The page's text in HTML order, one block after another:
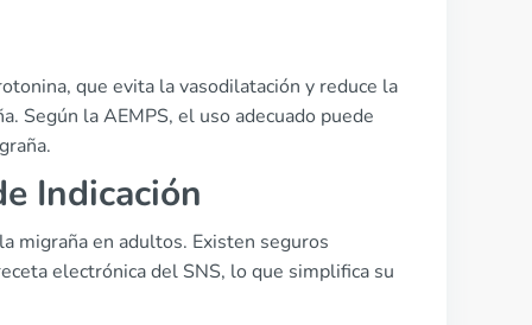
que evita la vasodilatación y reduce la
Según la AEMPS, el uso adecuado puede
Indicación
migraña en adultos. Existen seguros
electrónica del SNS, lo que simplifica su